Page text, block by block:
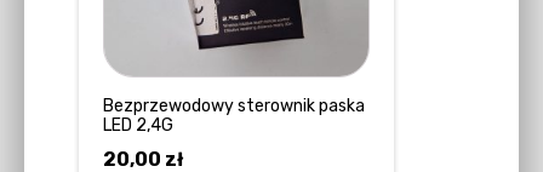
Bezprzewodowy sterownik paska
LED 2,4G
20,00 zł